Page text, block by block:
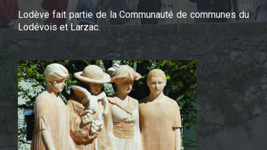
Lodève fait partie de la Communauté de communes du
Lodévois et Larzac.